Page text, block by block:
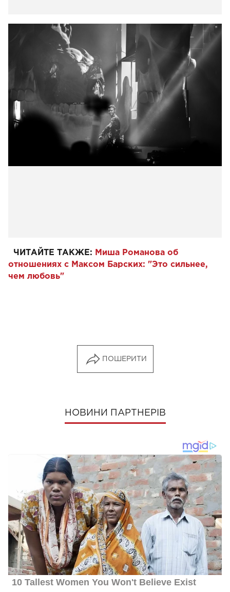
ЧИТАЙТЕ ТАКЖЕ: Миша Романова об
отношениях с Максом Барских: "Это сильнее,
чем любовь"
ПОШЕРИТИ
НОВИНИ ПАРТНЕРІВ